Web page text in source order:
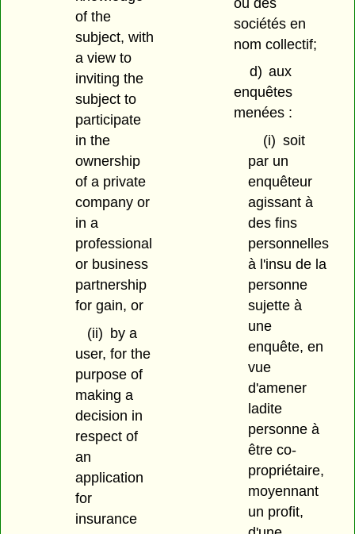
of the
subject, with
a view to
inviting the
subject to
participate
in the
ownership
of a private
company or
in a
professional
or business
partnership
for gain, or
(ii) by a
user, for the
purpose of
making a
decision in
respect of
an
application
for
insurance
sociétés en
nom collectif;
d) aux
enquêtes
menées :
(i) soit
par un
enquêteur
agissant à
des fins
personnelles
à l'insu de la
personne
sujette à
une
enquête, en
vue
d'amener
ladite
personne à
être co-
propriétaire,
moyennant
un profit,